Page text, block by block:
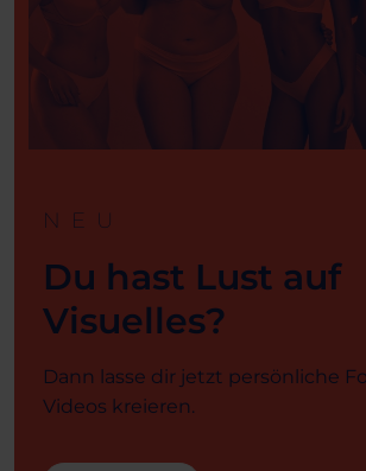
NEU
Du hast Lust auf
Visuelles?
Dann lasse dir jetzt persönliche
Videos kreieren.